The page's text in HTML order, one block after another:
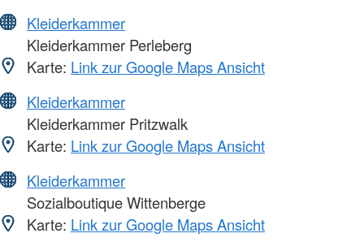
Kleiderkammer
Kleiderkammer Perleberg
Karte: Link zur Google Maps Ansicht
Kleiderkammer
Kleiderkammer Pritzwalk
Karte: Link zur Google Maps Ansicht
Kleiderkammer
Sozialboutique Wittenberge
Karte: Link zur Google Maps Ansicht